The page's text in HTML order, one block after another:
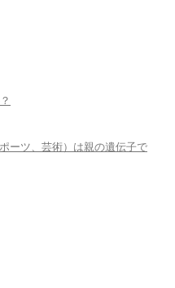
ーツ、芸術）は親の遺伝子で